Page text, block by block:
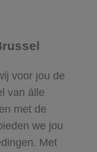
voor jou de
van álle
met de
we jou
Met